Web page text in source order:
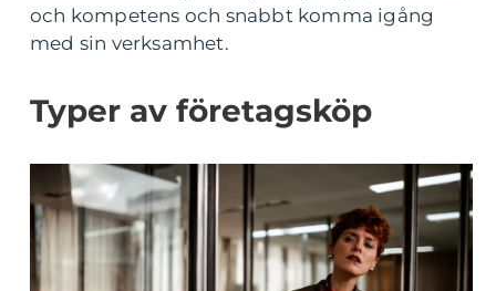
och kompetens och snabbt komma igång
med sin verksamhet.
Typer av företagsköp